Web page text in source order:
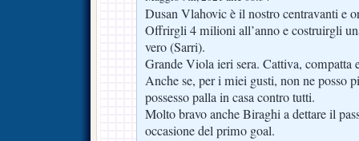
Dusan Vlahovic è il nostro centravanti e
Offrirgli 4 milioni all’anno e costruirgli
vero (Sarri).
Grande Viola ieri sera. Cattiva, compatta
Anche se, per i miei gusti, non ne posso
possesso palla in casa contro tutti.
Molto bravo anche Biraghi a dettare il
occasione del primo goal.